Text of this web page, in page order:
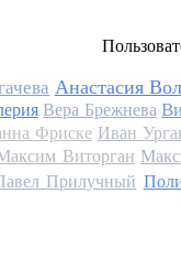
Анастасия
Вера Брежнева
Фриске Иван
Виторган
Прилучный